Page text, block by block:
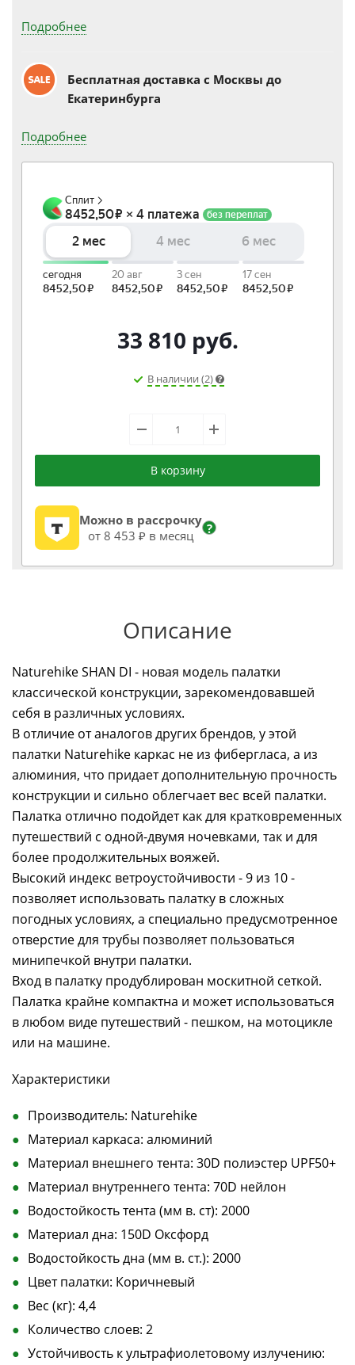
Подробнее
Бесплатная доставка c Москвы до
Екатеринбурга
Подробнее
33 810 руб.
В наличии (2)
В корзину
Можно в рассрочку
от 8 453 ₽ в месяц
?
Описание
Naturehike SHAN DI - новая модель палатки
классической конструкции, зарекомендовавшей
себя в различных условиях.
В отличие от аналогов других брендов, у этой
палатки Naturehike каркас не из фибергласа, а из
алюминия, что придает дополнительную прочность
конструкции и сильно облегчает вес всей палатки.
Палатка отлично подойдет как для кратковременных
путешествий с одной-двумя ночевками, так и для
более продолжительных вояжей.
Высокий индекс ветроустойчивости - 9 из 10 -
позволяет использовать палатку в сложных
погодных условиях, а специально предусмотренное
отверстие для трубы позволяет пользоваться
минипечкой внутри палатки.
Вход в палатку продублирован москитной сеткой.
Палатка крайне компактна и может использоваться
в любом виде путешествий - пешком, на мотоцикле
или на машине.
Характеристики
Производитель: Naturehike
Материал каркаса: алюминий
Материал внешнего тента: 30D полиэстер UPF50+
Материал внутреннего тента: 70D нейлон
Водостойкость тента (мм в. ст): 2000
Материал дна: 150D Оксфорд
Водостойкость дна (мм в. ст.): 2000
Цвет палатки: Коричневый
Вес (кг): 4,4
Количество слоев: 2
Устойчивость к ультрафиолетовому излучению: